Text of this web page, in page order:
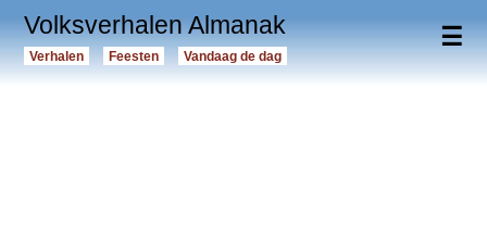
☰
Volksverhalen Almanak
Verhalen Feesten Vandaag de dag